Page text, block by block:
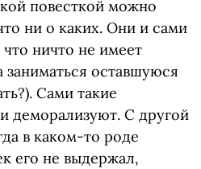
повесткой можно
ни о каких. Они и сами
что ничто не имеет
оставшуюся
Сами такие
деморализуют. С другой
в каком-то роде
его не выдержал,